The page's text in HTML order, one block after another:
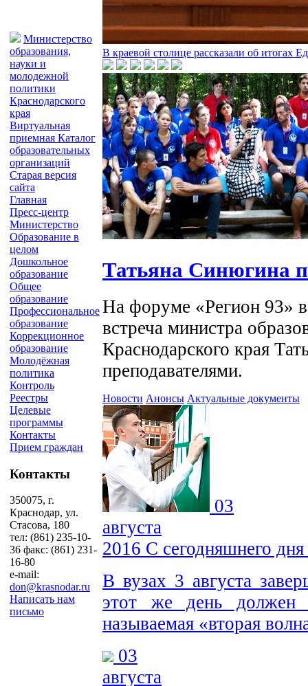
Министерство
образования,
науки и
молодежной
политики
Краснодарского
края
Виртуальная
приемная Каталог
образовательных
организаций
Старая версия
сайта
Главная
Пресс-центр
Министерство
Образование в
целом
Дошкольное
образование
Общее
образование
Профессиональное
образование
Коррекционное
образование
Молодёжная
политика
Контроль
Реестры
Целевые
программы
Контакты
Прием граждан
Контакты
350075, г.
Краснодар, ул.
Стасова, 180
тел: (861) 235-10-
36 факс: (861) 231-
16-80
e-mail:
don@krasnodar.ru
Написать нам
письмо
В краевой столице рассказали об итогах
Татьяна Синюгина
На форуме «Регион 93»
встреча министра
Краснодарского края
преподавателями.
Новости Анонсы Актуальные документы
03
августа
2016 С сегодняшнего
В вузах 3 августа
этот же день должен
называемая «вторая
03
августа